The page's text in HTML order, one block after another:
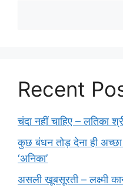
Recent
चंदा नहीं चाहिए – लतिका
कुछ बंधन तोड़ देना ही अच्छा
‘अनिका’
असली खूबसूरती – लक्ष्मी